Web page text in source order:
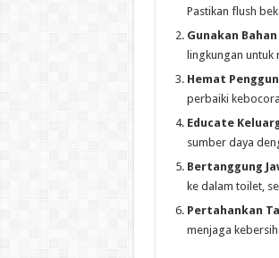
Pastikan flush
Gunakan
lingkungan
Hemat
perbaiki
Educate
sumber daya
Bertanggung
ke dalam toilet,
Pertahankan
menjaga